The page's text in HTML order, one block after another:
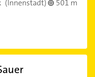
(Innenstadt)
501 m